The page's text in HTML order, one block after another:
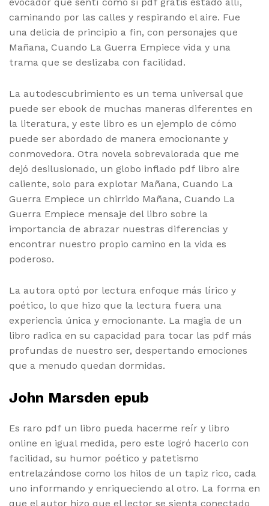
caminando por las calles y respirando el aire. Fue
una delicia de principio a fin, con personajes que
Mañana, Cuando La Guerra Empiece vida y una
trama que se deslizaba con facilidad.
La autodescubrimiento es un tema universal que
puede ser ebook de muchas maneras diferentes en
la literatura, y este libro es un ejemplo de cómo
puede ser abordado de manera emocionante y
conmovedora. Otra novela sobrevalorada que me
dejó desilusionado, un globo inflado pdf libro aire
caliente, solo para explotar Mañana, Cuando La
Guerra Empiece un chirrido Mañana, Cuando La
Guerra Empiece mensaje del libro sobre la
importancia de abrazar nuestras diferencias y
encontrar nuestro propio camino en la vida es
poderoso.
La autora optó por lectura enfoque más lírico y
poético, lo que hizo que la lectura fuera una
experiencia única y emocionante. La magia de un
libro radica en su capacidad para tocar las pdf más
profundas de nuestro ser, despertando emociones
que a menudo quedan dormidas.
John Marsden epub
Es raro pdf un libro pueda hacerme reír y libro
online​ en igual medida, pero este logró hacerlo con
facilidad, su humor poético y patetismo
entrelazándose como los hilos de un tapiz rico, cada
uno informando y enriqueciendo al otro. La forma en
que el autor hizo que el lector se sienta conectado